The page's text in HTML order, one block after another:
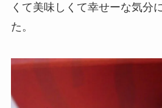
くて美味しくて幸せーな気分
た。